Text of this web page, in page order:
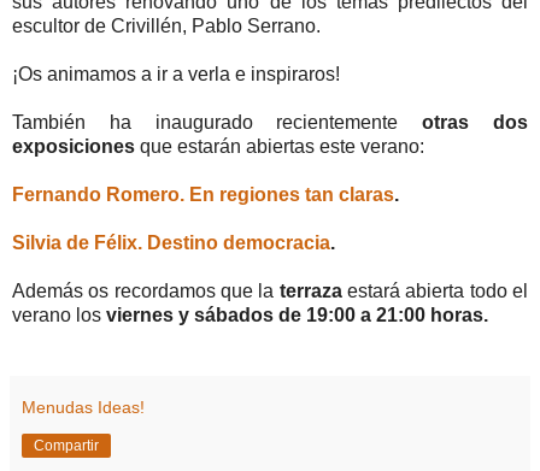
escultor de Crivillén, Pablo Serrano.
¡Os animamos a ir a verla e inspiraros!
También ha inaugurado recientementeotras dos
exposiciones que estarán abiertas este verano:
Fernando Romero. En regiones tan claras.
Silvia de Félix. Destino democracia.
Además os recordamos que la terrazaestará abierta todo el
verano los viernes y sábados de 19:00 a 21:00 horas.
Menudas Ideas!
Compartir